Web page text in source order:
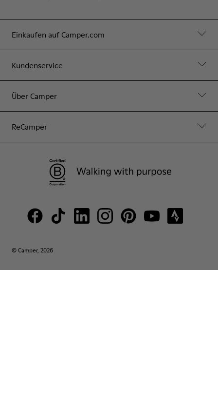
Einkaufen auf Camper.com
Kundenservice
Über Camper
ReCamper
© Camper, 2026